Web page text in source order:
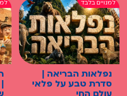
נפלאות הבריאה |
סדרת טבע על פלאי